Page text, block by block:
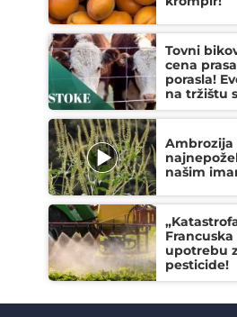
Tovni
cena
porasla!
na tržištu
Ambrozija
našim
Francuska
upotrebu
pesticide!